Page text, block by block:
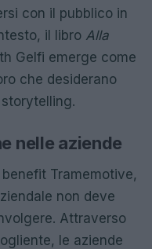
con il pubblico in
il libro Alla
Gelfi emerge come
che desiderano
nelle aziende
Tramemotive,
non deve
Attraverso
le aziende